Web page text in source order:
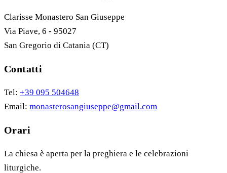
Clarisse Monastero San Giuseppe
Via Piave, 6 - 95027
San Gregorio di Catania (CT)
Contatti
Tel: +39 095 504648
Email: monasterosangiuseppe@gmail.com
Orari
La chiesa è aperta per la preghiera e le celebrazioni
liturgiche.